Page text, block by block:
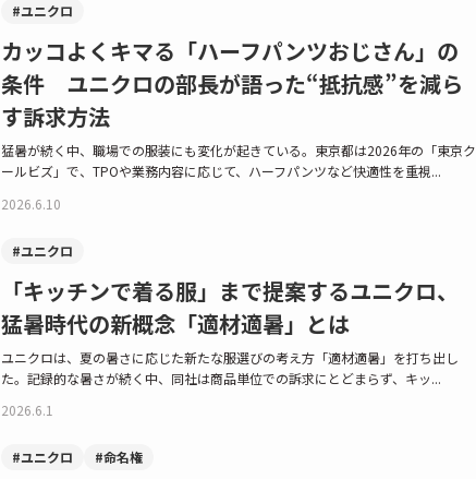
#ユニクロ
カッコよくキマる「ハーフパンツおじさん」の
条件 ユニクロの部長が語った“抵抗感”を減ら
す訴求方法
猛暑が続く中、職場での服装にも変化が起きている。東京都は2026年の「東京ク
ールビズ」で、TPOや業務内容に応じて、ハーフパンツなど快適性を重視...
2026.6.10
#ユニクロ
「キッチンで着る服」まで提案するユニクロ、
猛暑時代の新概念「適材適暑」とは
ユニクロは、夏の暑さに応じた新たな服選びの考え方「適材適暑」を打ち出し
た。記録的な暑さが続く中、同社は商品単位での訴求にとどまらず、キッ...
2026.6.1
#ユニクロ #命名権